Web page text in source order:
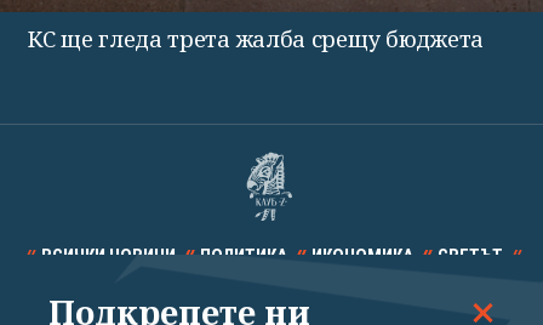
КС ще гледа трета жалба срещу бюджета
ВСИЧКИ НОВИНИ ПОЛИТИКА ИКОНОМИКА СВЕТЪТ
СПОРТ КУЛТУРА ТЕХНОЛОГИИ КАЛЕЙДОСКОП
Подкрепете ни